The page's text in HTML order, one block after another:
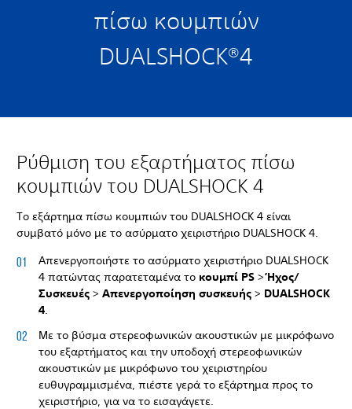
πίσω κουμπιών
DUALSHOCK®4
Ρύθμιση του εξαρτήματος πίσω
κουμπιών του DUALSHOCK 4
Το εξάρτημα πίσω κουμπιών του DUALSHOCK 4 είναι
συμβατό μόνο με το ασύρματο χειριστήριο DUALSHOCK 4.
Απενεργοποιήστε το ασύρματο χειριστήριο DUALSHOCK
4 πατώντας παρατεταμένα το κουμπί PS >Ήχος/
Συσκευές > Απενεργοποίηση συσκευής > DUALSHOCK
4.
Με το βύσμα στερεοφωνικών ακουστικών με μικρόφωνο
του εξαρτήματος και την υποδοχή στερεοφωνικών
ακουστικών με μικρόφωνο του χειριστηρίου
ευθυγραμμισμένα, πιέστε γερά το εξάρτημα προς το
χειριστήριο, για να το εισαγάγετε.